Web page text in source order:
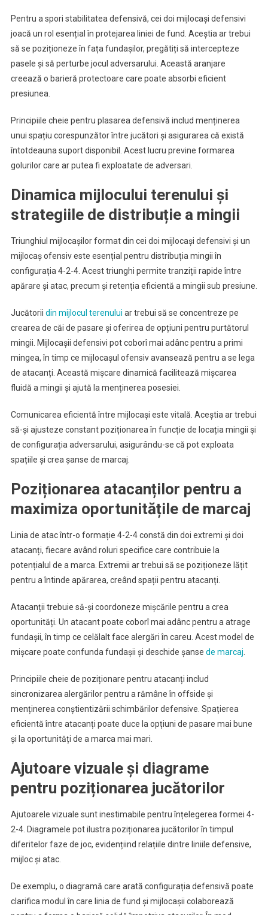
Pentru a spori stabilitatea defensivă, cei doi mijlocași defensivi
joacă un rol esențial în protejarea liniei de fund. Aceștia ar trebui
să se poziționeze în fața fundașilor, pregătiți să intercepteze
pasele și să perturbe jocul adversarului. Această aranjare
creează o barieră protectoare care poate absorbi eficient
presiunea.
Principiile cheie pentru plasarea defensivă includ menținerea
unui spațiu corespunzător între jucători și asigurarea că există
întotdeauna suport disponibil. Acest lucru previne formarea
golurilor care ar putea fi exploatate de adversari.
Dinamica mijlocului terenului și
strategiile de distribuție a mingii
Triunghiul mijlocașilor format din cei doi mijlocași defensivi și un
mijlocaș ofensiv este esențial pentru distribuția mingii în
configurația 4-2-4. Acest triunghi permite tranziții rapide între
apărare și atac, precum și retenția eficientă a mingii sub presiune.
Jucătorii din mijlocul terenului ar trebui să se concentreze pe
crearea de căi de pasare și oferirea de opțiuni pentru purtătorul
mingii. Mijlocașii defensivi pot coborî mai adânc pentru a primi
mingea, în timp ce mijlocașul ofensiv avansează pentru a se lega
de atacanți. Această mișcare dinamică facilitează mișcarea
fluidă a mingii și ajută la menținerea posesiei.
Comunicarea eficientă între mijlocași este vitală. Aceștia ar trebui
să-și ajusteze constant poziționarea în funcție de locația mingii și
de configurația adversarului, asigurându-se că pot exploata
spațiile și crea șanse de marcaj.
Poziționarea atacanților pentru a
maximiza oportunitățile de marcaj
Linia de atac într-o formație 4-2-4 constă din doi extremi și doi
atacanți, fiecare având roluri specifice care contribuie la
potențialul de a marca. Extremii ar trebui să se poziționeze lățit
pentru a întinde apărarea, creând spații pentru atacanți.
Atacanții trebuie să-și coordoneze mișcările pentru a crea
oportunități. Un atacant poate coborî mai adânc pentru a atrage
fundașii, în timp ce celălalt face alergări în careu. Acest model de
mișcare poate confunda fundașii și deschide șanse de marcaj
Principiile cheie de poziționare pentru atacanți includ
sincronizarea alergărilor pentru a rămâne în offside și
menținerea conștientizării schimbărilor defensive. Spațierea
eficientă între atacanți poate duce la opțiuni de pasare mai bune
și la oportunități de a marca mai mari.
Ajutoare vizuale și diagrame
pentru poziționarea jucătorilor
Ajutoarele vizuale sunt inestimabile pentru înțelegerea formei 4-
2-4. Diagramele pot ilustra poziționarea jucătorilor în timpul
diferitelor faze de joc, evidențiind relațiile dintre liniile defensive,
mijloc și atac.
De exemplu, o diagramă care arată configurația defensivă poate
clarifica modul în care linia de fund și mijlocașii colaborează